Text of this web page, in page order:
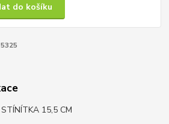
do košíku
5325
15,5 CM